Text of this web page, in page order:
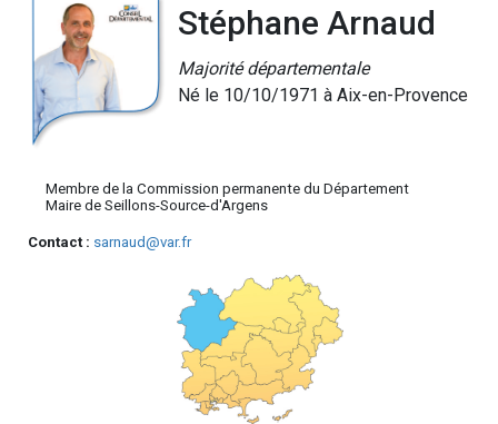
Stéphane Arnaud
Majorité départementale
Né le 10/10/1971 à Aix-en-Provence
Membre de la Commission permanente du Département
Maire de Seillons-Source-d'Argens
Contact : sarnaud@var.fr